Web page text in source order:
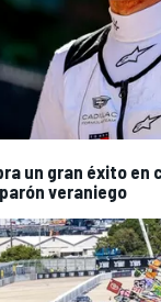
un gran éxito en
veraniego